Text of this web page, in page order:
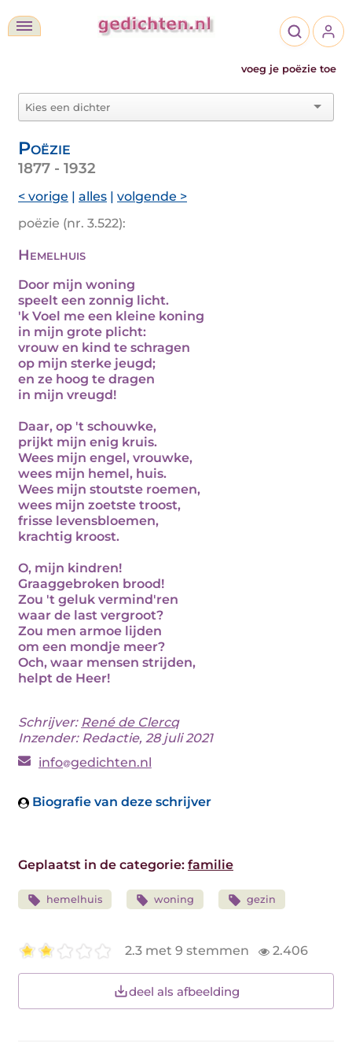
voeg je poëzie toe
Poëzie
1877 - 1932
< vorige | alles | volgende >
poëzie (nr. 3.522):
Hemelhuis
Door mijn woning
speelt een zonnig licht.
'k Voel me een kleine koning
in mijn grote plicht:
vrouw en kind te schragen
op mijn sterke jeugd;
en ze hoog te dragen
in mijn vreugd!
Daar, op 't schouwke,
prijkt mijn enig kruis.
Wees mijn engel, vrouwke,
wees mijn hemel, huis.
Wees mijn stoutste roemen,
wees mijn zoetste troost,
frisse levensbloemen,
krachtig kroost.
O, mijn kindren!
Graaggebroken brood!
Zou 't geluk vermind'ren
waar de last vergroot?
Zou men armoe lijden
om een mondje meer?
Och, waar mensen strijden,
helpt de Heer!
Schrijver: René de Clercq
Inzender: Redactie, 28 juli 2021
info gedichten.nl
Biografie van deze schrijver
Geplaatst in de categorie: familie
hemelhuis woning gezin
2.3 met 9 stemmen 2.406
deel als afbeelding